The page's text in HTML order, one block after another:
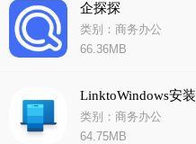
企探探
类别：商务办公
66.36MB
LinktoWindows安装
类别：商务办公
64.75MB